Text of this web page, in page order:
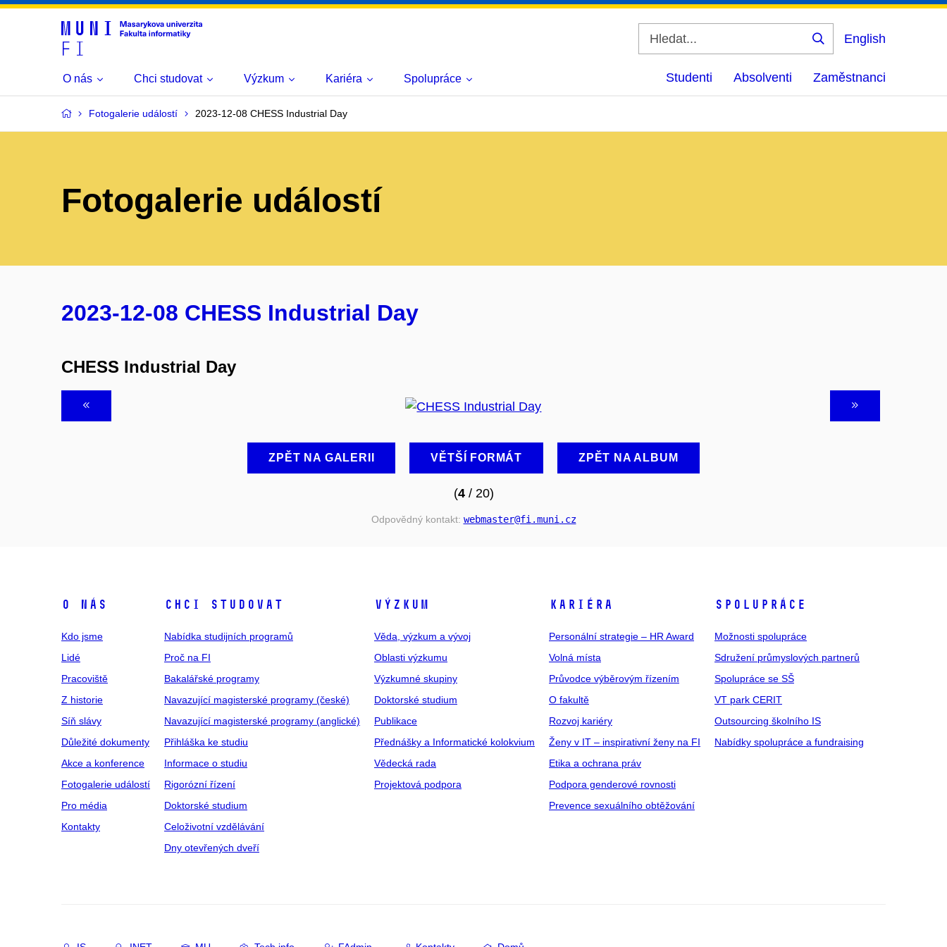
Vyhledat
English
O nás Chci studovat Výzkum Kariéra Spolupráce Studenti Absolventi Zaměstnanci
Fotogalerie událostí 2023-12-08 CHESS Industrial Day
Fotogalerie událostí
2023-12-08 CHESS Industrial Day
CHESS Industrial Day
ZPĚT NA GALERII VĚTŠÍ FORMÁT ZPĚT NA ALBUM
(4/ 20)
Odpovědný kontakt: webmaster@fi .muni .cz
O NÁS
Kdo jsme
Lidé
Pracoviště
Z historie
Síň slávy
Důležité dokumenty
Akce a konference
Fotogalerie událostí
Pro média
Kontakty
CHCI STUDOVAT
Nabídka studijních programů
Proč na FI
Bakalářské programy
Navazující magisterské programy (české)
Navazující magisterské programy (anglické)
Přihláška ke studiu
Informace o studiu
Rigorózní řízení
Doktorské studium
Celoživotní vzdělávání
Dny otevřených dveří
VÝZKUM
Věda, výzkum a vývoj
Oblasti výzkumu
Výzkumné skupiny
Doktorské studium
Publikace
Přednášky a Informatické kolokvium
Vědecká rada
Projektová podpora
KARIÉRA
Personální strategie – HR Award
Volná místa
Průvodce výběrovým řízením
O fakultě
Rozvoj kariéry
Ženy v IT – inspirativní ženy na FI
Etika a ochrana práv
Podpora genderové rovnosti
Prevence sexuálního obtěžování
SPOLUPRÁCE
Možnosti spolupráce
Sdružení průmyslových partnerů
Spolupráce se SŠ
VT park CERIT
Outsourcing školního IS
Nabídky spolupráce a fundraising